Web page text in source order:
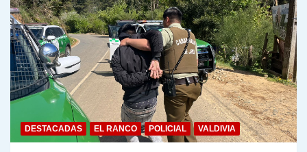
DESTACADAS EL RANCO POLICIAL VALDIVIA